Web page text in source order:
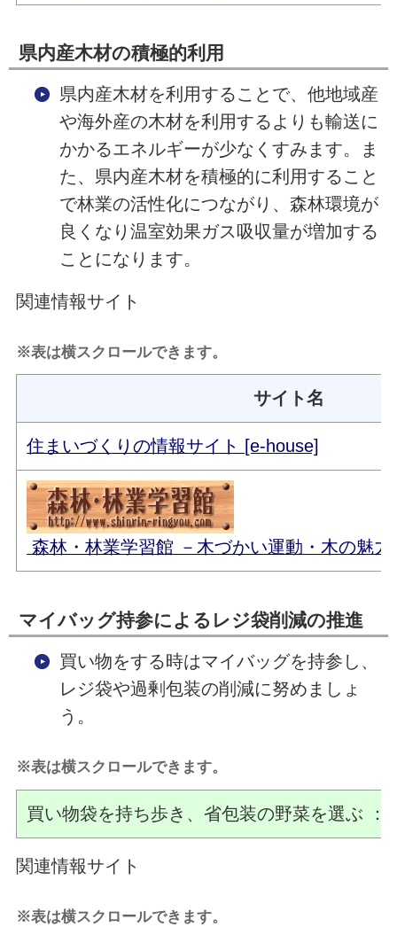
県内産木材の積極的利用
県内産木材を利用することで、他地域産
や海外産の木材を利用するよりも輸送に
かかるエネルギーが少なくすみます。ま
た、県内産木材を積極的に利用すること
で林業の活性化につながり、森林環境が
良くなり温室効果ガス吸収量が増加する
ことになります。
関連情報サイト
※表は横スクロールできます。
サイト名
住まいづくりの情報サイト [e-house]
森林・林業学習館 －木づかい運動・木の魅
マイバッグ持参によるレジ袋削減の推進
買い物をする時はマイバッグを持参し、
レジ袋や過剰包装の削減に努めましょ
う。
※表は横スクロールできます。
買い物袋を持ち歩き、省包装の野菜を選ぶ
関連情報サイト
※表は横スクロールできます。